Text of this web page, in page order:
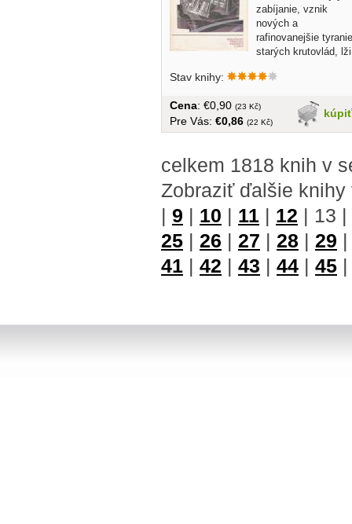
zabíjanie, vznik
nových a
rafinovanejšie tyranie
starých krutovlád, lži
Stav knihy:
kúpiť
Cena: €0,90 (23 Kč)
Pre Vás: €0,86 (22 Kč)
celkem 1818 knih v
Zobraziť ďalšie
| 9 | 10 | 11 | 12 | 13 |
25 | 26 | 27 | 28 | 29
41 | 42 | 43 | 44 | 45